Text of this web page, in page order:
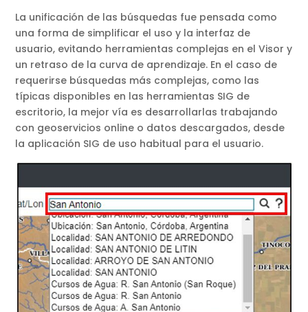
La unificación de las búsquedas fue pensada como
una forma de simplificar el uso y la interfaz de
usuario, evitando herramientas complejas en el Visor y
un retraso de la curva de aprendizaje. En el caso de
requerirse búsquedas más complejas, como las
típicas disponibles en las herramientas SIG de
escritorio, la mejor vía es desarrollarlas trabajando
con geoservicios online o datos descargados, desde
la aplicación SIG de uso habitual para el usuario.